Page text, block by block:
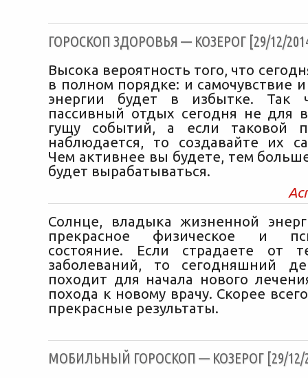
ГОРОСКОП ЗДОРОВЬЯ — КОЗЕРОГ [29/12/
Высока вероятность того, что
в полном порядке: и самочувствие
энергии будет в избытке. Так
пассивный отдых сегодня не для
гущу событий, а если таковой
наблюдается, то создавайте их
Чем активнее вы будете, тем
будет вырабатываться.
Солнце, владыка жизненной
прекрасное физическое и
состояние. Если страдаете от
заболеваний, то сегодняшний
походит для начала нового
похода к новому врачу. Скорее
прекрасные результаты.
МОБИЛЬНЫЙ ГОРОСКОП — КОЗЕРОГ [29/12/